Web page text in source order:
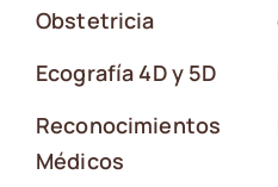
Obstetricia
Ecografía 4D y 5D
Reconocimientos
Médicos